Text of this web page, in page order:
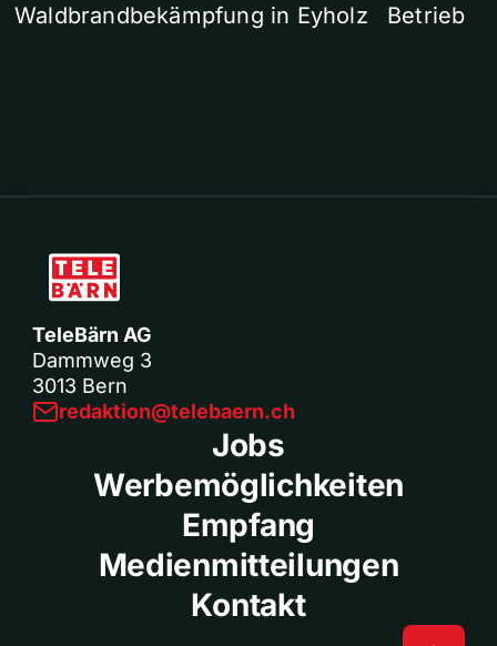
Waldbrandbekämpfung in Eyholz
Betrieb
TeleBärn AG
Dammweg 3
3013 Bern
redaktion@telebaern.ch
Jobs
Werbemöglichkeiten
Empfang
Medienmitteilungen
Kontakt